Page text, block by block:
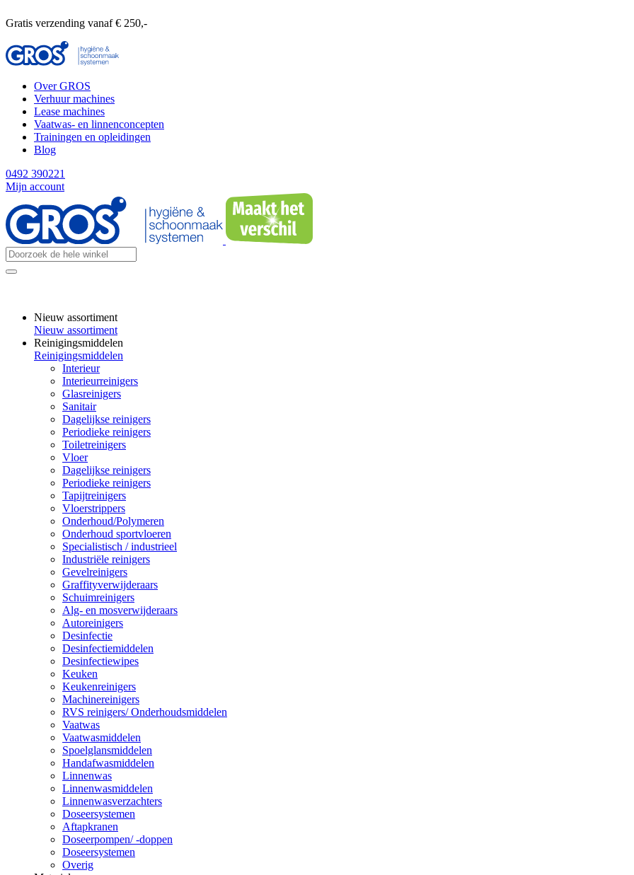
Gratis verzending vanaf € 250,-
Over GROS
Verhuur machines
Lease machines
Vaatwas- en linnenconcepten
Trainingen en opleidingen
Blog
0492 390221
Mijn account
Nieuw assortiment
Nieuw assortiment
Reinigingsmiddelen
Reinigingsmiddelen
Interieur
Interieurreinigers
Glasreinigers
Sanitair
Dagelijkse reinigers
Periodieke reinigers
Toiletreinigers
Vloer
Dagelijkse reinigers
Periodieke reinigers
Tapijtreinigers
Vloerstrippers
Onderhoud/Polymeren
Onderhoud sportvloeren
Specialistisch / industrieel
Industriële reinigers
Gevelreinigers
Graffityverwijderaars
Schuimreinigers
Alg- en mosverwijderaars
Autoreinigers
Desinfectie
Desinfectiemiddelen
Desinfectiewipes
Keuken
Keukenreinigers
Machinereinigers
RVS reinigers/ Onderhoudsmiddelen
Vaatwas
Vaatwasmiddelen
Spoelglansmiddelen
Handafwasmiddelen
Linnenwas
Linnenwasmiddelen
Linnenwasverzachters
Doseersystemen
Aftapkranen
Doseerpompen/ -doppen
Doseersystemen
Overig